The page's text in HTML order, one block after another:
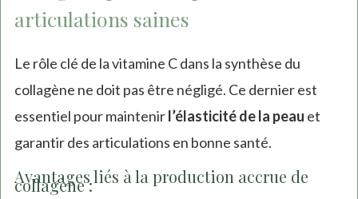
articulations saines
Le rôle clé de la vitamine C dans la synthèse du
collagène ne doit pas être négligé. Ce dernier est
essentiel pour maintenirl’élasticité de la peau et
garantir des articulations en bonne santé.
Avantages liés à la production accrue de
collagène :